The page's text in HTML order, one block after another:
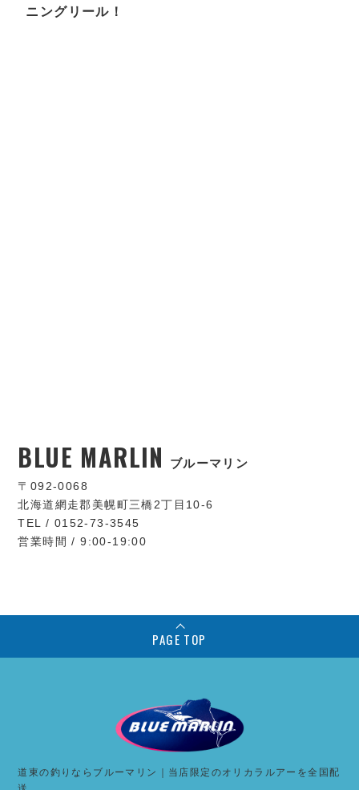
ニングリール！
BLUE MARLIN ブルーマリン
〒092-0068
北海道網走郡美幌町三橋2丁目10-6
TEL / 0152-73-3545
営業時間 / 9:00-19:00
PAGE TOP
道東の釣りならブルーマリン｜当店限定のオリカラルアーを全国配